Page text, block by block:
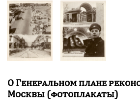
О Генеральном плане
Москвы (фотоплакаты)